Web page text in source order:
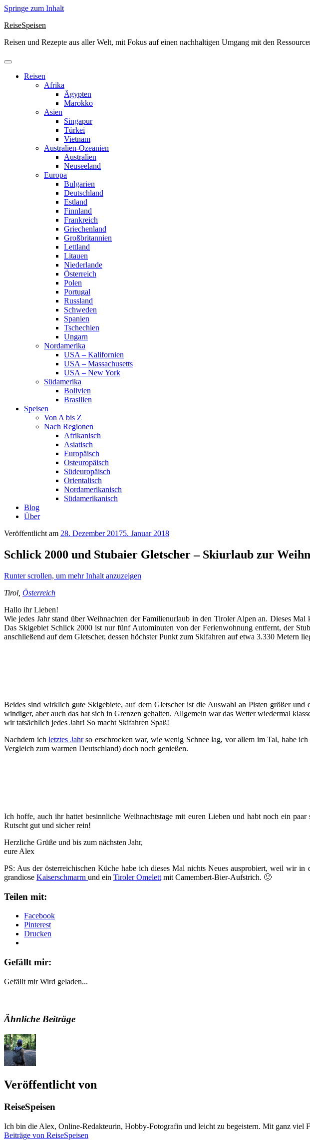
Springe zum Inhalt
ReiseSpeisen
Reisen und Rezepte aus aller Welt, mit Fokus auf einen nachhaltigen Umgang mit den
Reisen
Afrika
Ägypten
Marokko
Asien
Singapur
Türkei
Vietnam
Australien-Ozeanien
Australien
Neuseeland
Europa
Bulgarien
Deutschland
Estland
Finnland
Frankreich
Griechenland
Großbritannien
Lettland
Litauen
Niederlande
Österreich
Polen
Portugal
Russland
Schweden
Spanien
Tschechien
Ungarn
Nordamerika
USA – Kalifornien
USA – Massachusetts
USA – New York
Südamerika
Bolivien
Brasilien
Speisen
Von A bis Z
Nach Regionen
Afrikanisch
Asiatisch
Europäisch
Osteuropäisch
Südeuropäisch
Orientalisch
Nordamerikanisch
Südamerikanisch
Blog
Über
Veröffentlicht am 28. Dezember 20175. Januar 2018
Schlick 2000 und Stubaier Gletscher – Skiurlaub zur
Runter scrollen, um mehr Inhalt anzuzeigen
Tirol, Österreich
Hallo ihr Lieben!
Wie jedes Jahr stand über Weihnachten der Familienurlaub in den Tiroler Alpen an. Dieses
Das Skigebiet Schlick 2000 ist nur fünf Autominuten von der Ferienwohnung entfernt, der
anschließend auf dem Gletscher, dessen höchster Punkt zum Skifahren auf etwa 3.330 Metern
Beides sind wirklich gute Skigebiete, auf dem Gletscher ist die Auswahl an Pisten größer
windiger, aber auch das hat sich in Grenzen gehalten. Allgemein war das Wetter wiedermal
wir tatsächlich jedes Jahr! So macht Skifahren Spaß!
Nachdem ich letztes Jahrso erschrocken war, wie wenig Schnee lag, vor allem im Tal, habe
Vergleich zum warmen Deutschland) doch noch genießen.
Ich hoffe, auch ihr hattet besinnliche Weihnachtstage mit euren Lieben und habt noch ein
Rutscht gut und sicher rein!
Herzliche Grüße und bis zum nächsten Jahr,
eure Alex
PS: Aus der österreichischen Küche habe ich dieses Mal nichts Neues ausprobiert, weil wir
grandiose Kaiserschmarrn und ein Tiroler Omelett mit Camembert-Bier-Aufstrich. 🙂
Teilen mit:
Facebook
Pinterest
Drucken
Gefällt mir:
Gefällt mir Wird geladen...
Ähnliche Beiträge
Veröffentlicht von
ReiseSpeisen
Ich bin die Alex, Online-Redakteurin, Hobby-Fotografin und leicht zu begeistern. Mit ganz viel
Beiträge von ReiseSpeisen